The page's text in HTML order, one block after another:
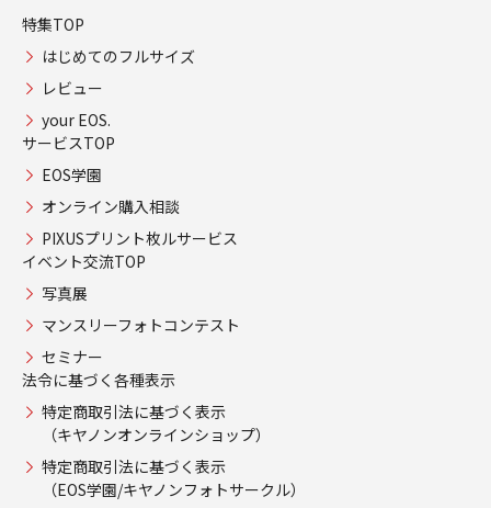
特集TOP
はじめてのフルサイズ
レビュー
your EOS.
サービスTOP
EOS学園
オンライン購入相談
PIXUSプリント枚ルサービス
イベント交流TOP
写真展
マンスリーフォトコンテスト
セミナー
法令に基づく各種表示
特定商取引法に基づく表示
（キヤノンオンラインショップ）
特定商取引法に基づく表示
（EOS学園/キヤノンフォトサークル）